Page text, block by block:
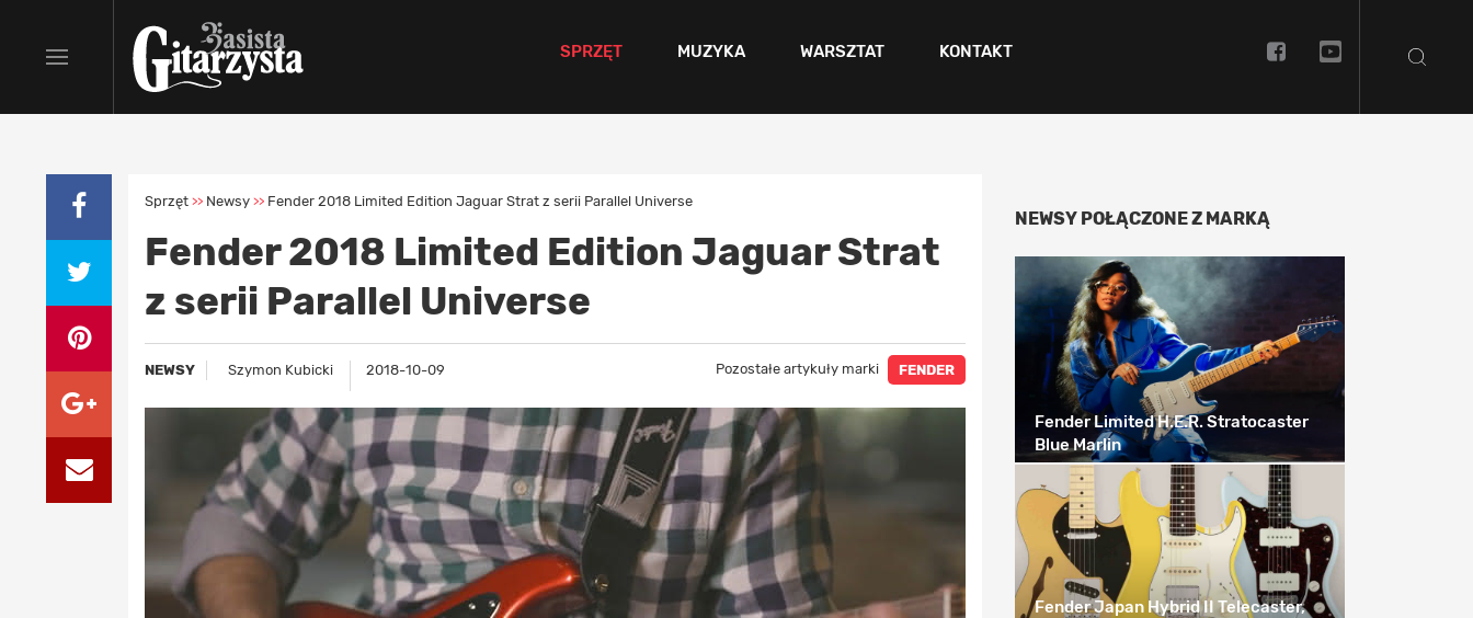
SPRZĘT MUZYKA WARSZTAT KONTAKT
Sprzęt >> Newsy >> Fender 2018 Limited Edition Jaguar Strat z serii Parallel Universe
Fender 2018 Limited Edition Jaguar Strat
z serii Parallel Universe
NEWSY Szymon Kubicki 2018-10-09 Pozostałe artykuły marki FENDER
NEWSY POŁĄCZONE Z MARKĄ
Fender Limited H.E.R. Stratocaster
Blue Marlin
Fender Japan Hybrid II Telecaster,